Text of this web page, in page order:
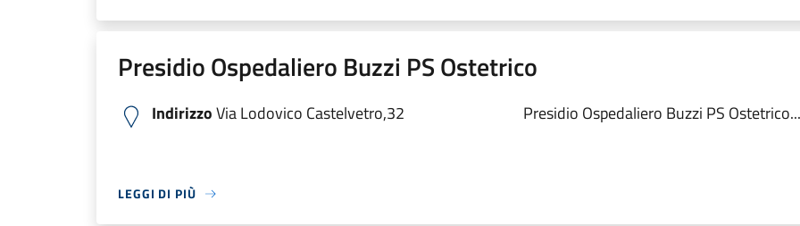
Presidio Ospedaliero Buzzi PS Ostetrico
IndirizzoVia Lodovico Castelvetro,32 Presidio Ospedaliero Buzzi PS Ostetrico...
LEGGI DI PIÙ